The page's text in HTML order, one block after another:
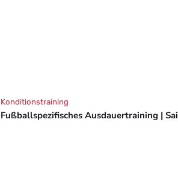
Fußballspezifisches Ausdauertraining |
Konditionstraining